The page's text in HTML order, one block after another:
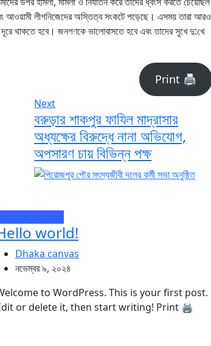
আওয়ামী লীগনিজেদের অস্তিত্ব সংকটে পড়েছে। এসময় তারা আরও
থাকতে হবে। জনগণকে ভালোবাসতে হবে এবং তাদের সুখে দু:খে
Print 🖨
Next
বরুড়ার শাকপুর ফাযিল মাদ্রাসার
অধ্যক্ষের বিরুদ্ধে নানা অভিযোগ,
অপসারণ চায় বিভিন্ন পক্ষ
world!
Dhaka canvas
নভেম্বর ৯, ২০২৪
to WordPress. This is your first post.
or delete it, then start writing! Print 🖨